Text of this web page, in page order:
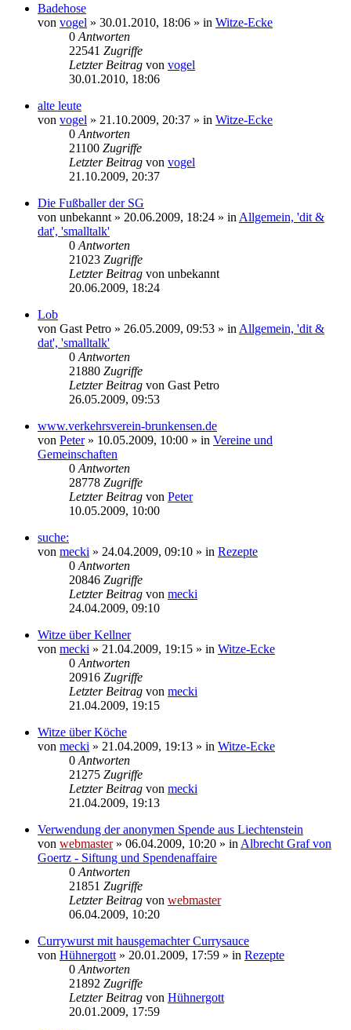
Badehose
von vogel » 30.01.2010, 18:06 » in Witze-Ecke
0 Antworten
22541 Zugriffe
Letzter Beitrag von vogel
30.01.2010, 18:06
alte leute
von vogel » 21.10.2009, 20:37 » in Witze-Ecke
0 Antworten
21100 Zugriffe
Letzter Beitrag von vogel
21.10.2009, 20:37
Die Fußballer der SG
von unbekannt » 20.06.2009, 18:24 » in Allgemein, 'dit &
dat', 'smalltalk'
0 Antworten
21023 Zugriffe
Letzter Beitrag von unbekannt
20.06.2009, 18:24
Lob
von Gast Petro » 26.05.2009, 09:53 » in Allgemein, 'dit &
dat', 'smalltalk'
0 Antworten
21880 Zugriffe
Letzter Beitrag von Gast Petro
26.05.2009, 09:53
www.verkehrsverein-brunkensen.de
von Peter» 10.05.2009, 10:00 » in Vereine und
Gemeinschaften
0 Antworten
28778 Zugriffe
Letzter Beitrag von Peter
10.05.2009, 10:00
suche:
von mecki » 24.04.2009, 09:10 » in Rezepte
0 Antworten
20846 Zugriffe
Letzter Beitrag von mecki
24.04.2009, 09:10
Witze über Kellner
von mecki » 21.04.2009, 19:15 » in Witze-Ecke
0 Antworten
20916 Zugriffe
Letzter Beitrag von mecki
21.04.2009, 19:15
Witze über Köche
von mecki » 21.04.2009, 19:13 » in Witze-Ecke
0 Antworten
21275 Zugriffe
Letzter Beitrag von mecki
21.04.2009, 19:13
Verwendung der anonymen Spende aus Liechtenstein
von webmaster» 06.04.2009, 10:20 » in Albrecht Graf von
Goertz - Siftung und Spendenaffaire
0 Antworten
21851 Zugriffe
Letzter Beitrag von webmaster
06.04.2009, 10:20
Currywurst mit hausgemachter Currysauce
von Hühnergott » 20.01.2009, 17:59 » in Rezepte
0 Antworten
21892 Zugriffe
Letzter Beitrag von Hühnergott
20.01.2009, 17:59